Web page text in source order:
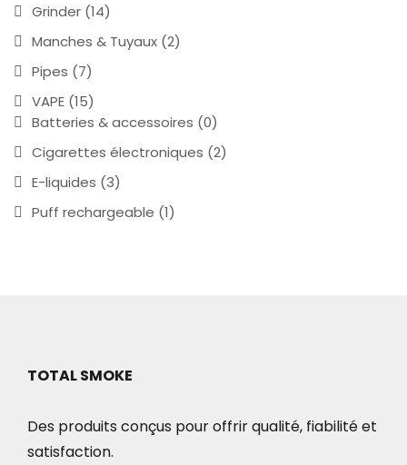
Grinder (14)
Manches & Tuyaux (2)
Pipes (7)
VAPE (15)
Batteries & accessoires (0)
Cigarettes électroniques (2)
E-liquides (3)
Puff rechargeable (1)
TOTAL SMOKE
Des produits conçus pour offrir qualité, fiabilité et
satisfaction.